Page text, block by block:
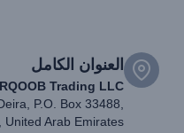
العنوان الكامل
Trading LLC
P.O. Box 33488,
United Arab Emirates